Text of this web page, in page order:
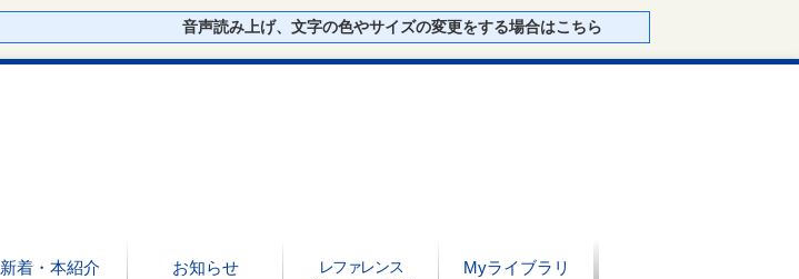
音声読み上げ、文字の色やサイズの変更をする場合はこちら
新着・本紹介 お知らせ
レファレンス
Myライブラリ